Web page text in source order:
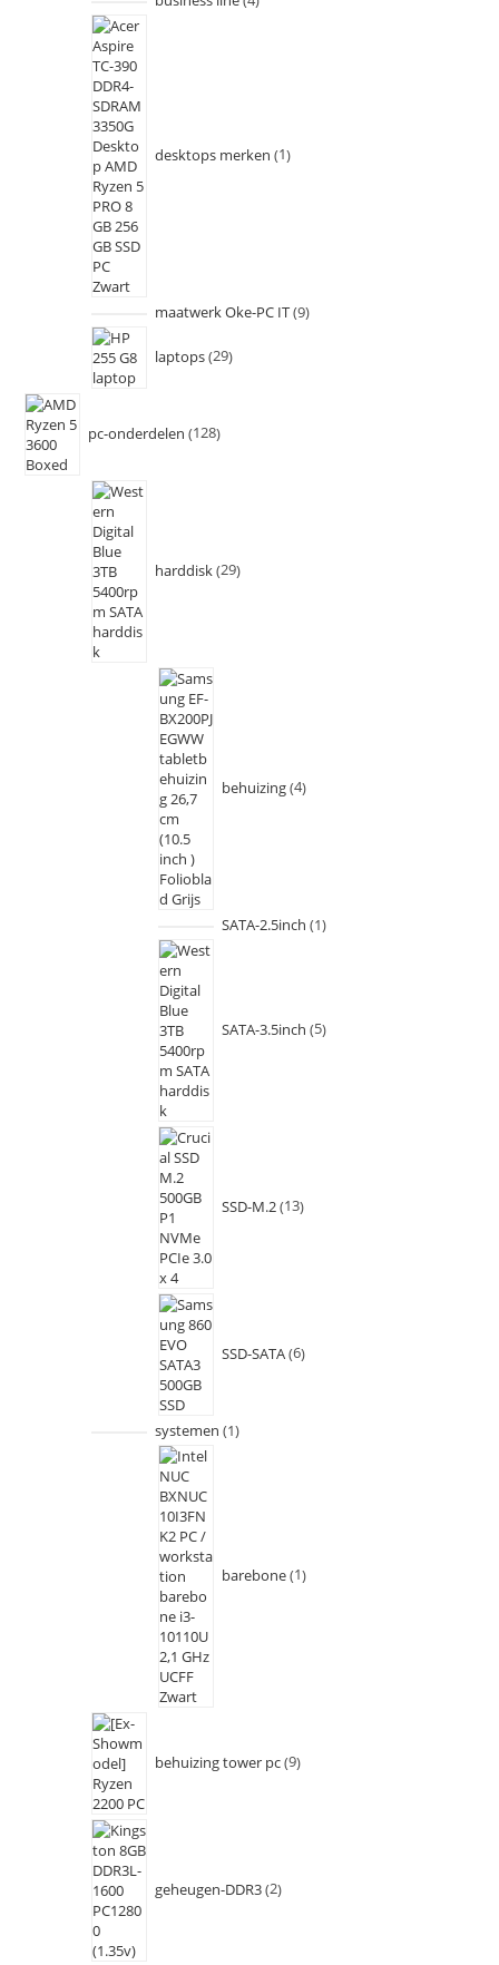
desktops merken 1
maatwerk Oke-PC IT 9
laptops 29
pc-onderdelen 128
harddisk 29
behuizing 4
SATA-2.5inch 1
SATA-3.5inch 5
SSD-M.2 13
SSD-SATA 6
systemen 1
barebone 1
behuizing tower pc 9
geheugen-DDR3 2